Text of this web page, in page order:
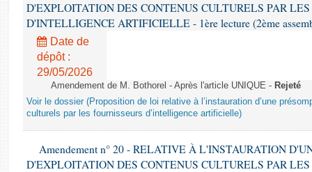
Baromètre de l’application des lois
Dossiers législatifs
Budget et sécurité sociale
Questions écrites et orales
Comptes rendus des débats
D'EXPLOITATION DES CONTENUS CULTURELS PAR LES
D'INTELLIGENCE ARTIFICIELLE - 1ère lecture (2ème
Date de
dépôt :
29/05/2026
Amendement de M. Bothorel - Après l'article UNIQUE - Rejeté
Voir le dossier (Proposition de loi relative à l’instauration d’une
culturels par les fournisseurs d’intelligence artificielle)
Amendement n° 20 - RELATIVE À L'INSTAURATION
D'EXPLOITATION DES CONTENUS CULTURELS PAR LES